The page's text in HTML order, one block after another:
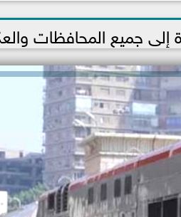
إلى جميع المحافظات